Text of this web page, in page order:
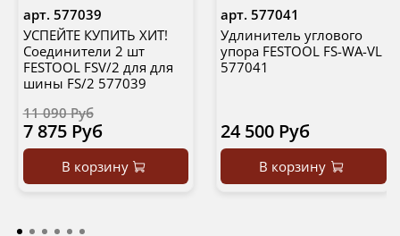
арт. 577039
УСПЕЙТЕ КУПИТЬ ХИТ!
Соединители 2 шт
FESTOOL FSV/2 для для
шины FS/2 577039
11 090 Руб
7 875 Руб
В корзину
арт. 577041
Удлинитель углового
упора FESTOOL FS-WA-VL
577041
24 500 Руб
В корзину